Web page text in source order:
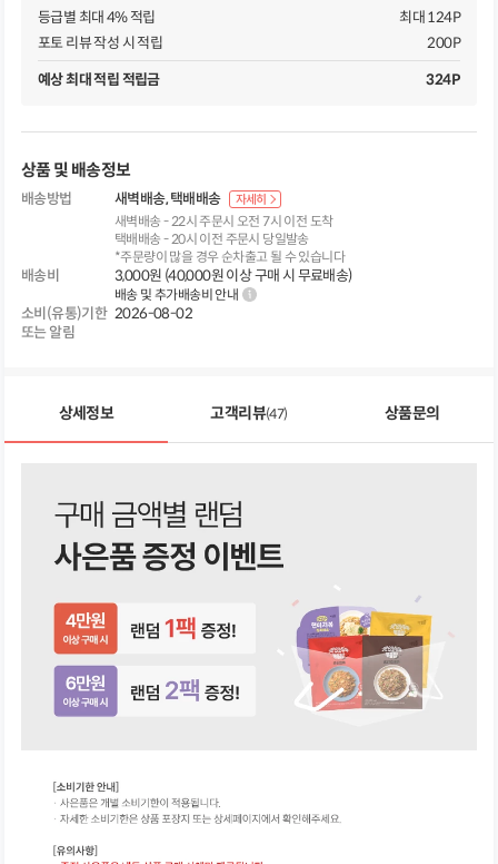
개
수
등급별 최대 4% 적립
최대 124P
포토 리뷰 작성 시 적립
200P
예상 최대 적립 적립금
324P
상품 및 배송정보
배송방법 새벽배송 택배배송 자세히
새벽배송 - 22시 주문시 오전 7시 이전 도착
택배배송 - 20시 이전 주문시 당일발송
*주문량이 많을 경우 순차출고 될 수 있습니다
배송비 3,000원 (40,000원 이상 구매 시 무료배송)
배송 및 추가배송비 안내
소비(유통)기한
또는 알림
2026-08-02
상세정보 고객리뷰(47) 상품문의